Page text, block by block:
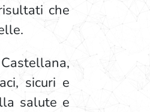
che
sicuri e
salute e